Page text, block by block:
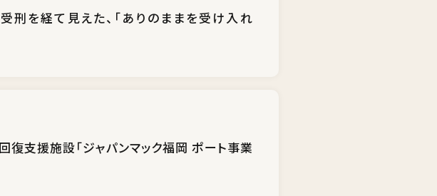
刑を経て見えた、「ありのままを受け入れ
復支援施設「ジャパンマック福岡 ポート事業